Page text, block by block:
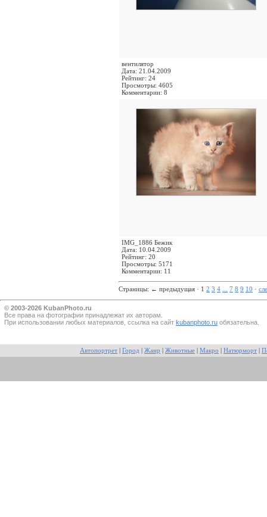
вентилятор
Дата: 21.04.2009
Рейтинг: 24
Просмотры: 4605
Комментарии: 8
IMG_1886 Бежик
Дата: 10.04.2009
Рейтинг: 20
Просмотры: 5171
Комментарии: 11
Страницы: ← предыдущая · 1 2 3 4 7 8 9 10 ·
© 2003-2026 KubanPhoto.ru
Все прaва на фотографии принадлежат их авторам.
При использовании любых материалов, ссылка на сайт kubanphoto.ru обязательна.
Автопортрет Город Жанр Животные Макро Натюрморт